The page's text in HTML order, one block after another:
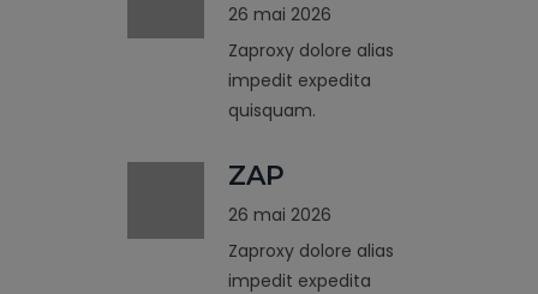
26 mai 2026
Zaproxy dolore alias
impedit expedita
quisquam.
ZAP
26 mai 2026
Zaproxy dolore alias
impedit expedita